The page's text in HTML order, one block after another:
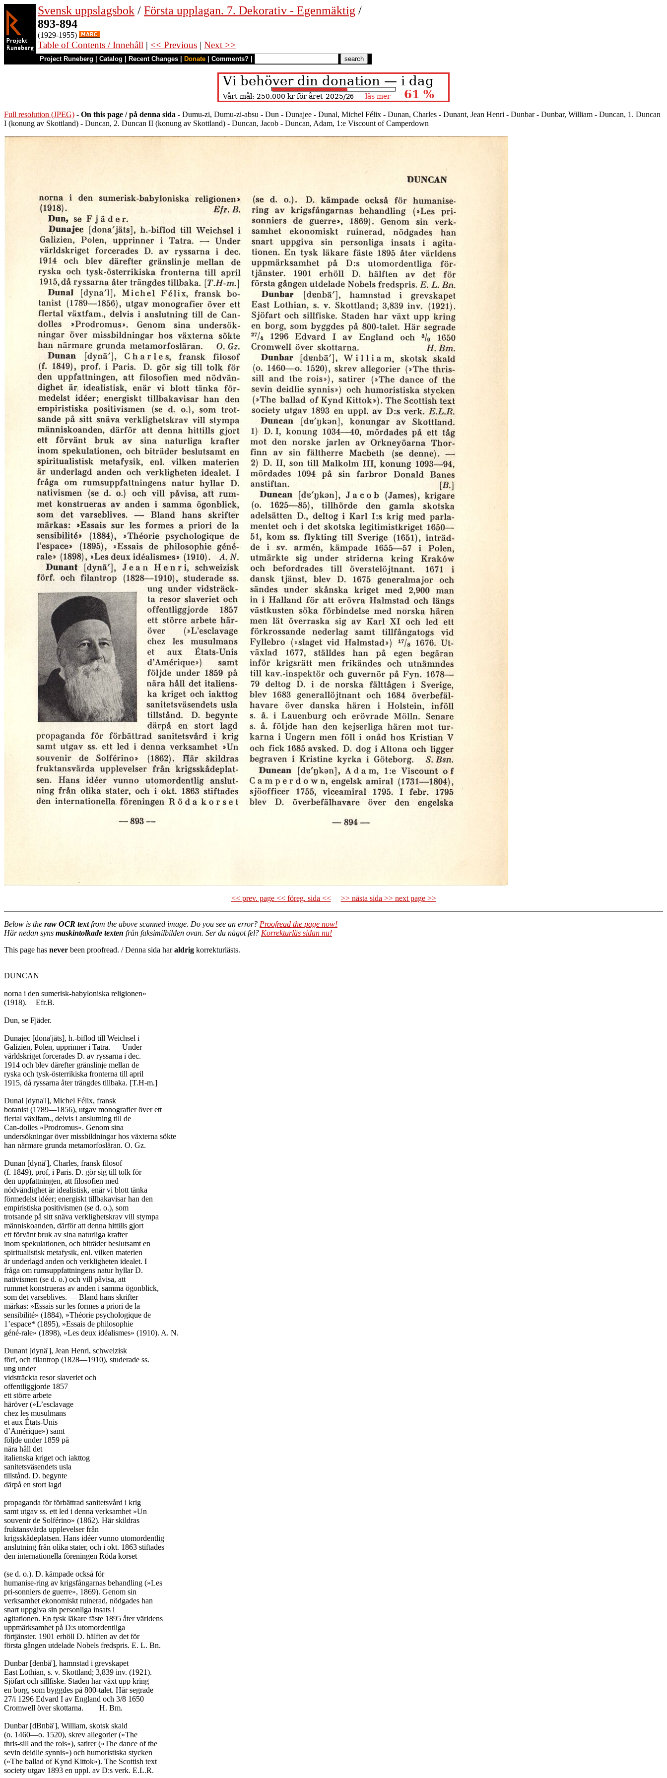
Svensk uppslagsbok / Första upplagan. 7. Dekorativ - Egenmäktig /
893-894
(1929-1955)
Table of Contents / Innehåll | << Previous | Next >>
Project Runeberg Catalog Recent Changes Donate Comments?
Full resolution (JPEG) - On this page / på denna sida - Dumu-zi, Dumu-zi-absu - Dun - Dunajee - Dunal, Michel Félix - Dunan, Charles - Dunant, Jean Henri - Dunbar - Dunbar, William - Duncan, 1. Duncan
I (konung av Skottland) - Duncan, 2. Duncan II (konung av Skottland) - Duncan, Jacob - Duncan, Adam, 1:e Viscount of Camperdown
<< prev. page << föreg. sida << >> nästa sida >> next page >>
Below is the raw OCR textfrom the above scanned image. Do you see an error? Proofread the page now!
Här nedan syns maskintolkade texten från faksimilbilden ovan. Ser du något fel? Korrekturläs sidan nu!
This page has never been proofread. / Denna sida haraldrig korrekturlästs.
DUNCAN
norna i den sumerisk-babyloniska religionen»
(1918).	Efr.B.
Dun, se Fjäder.
Dunajec [dona'jäts], h.-biflod till Weichsel i
Galizien, Polen, upprinner i Tatra. — Under
världskriget forcerades D. av ryssarna i dec.
1914 och blev därefter gränslinje mellan de
ryska och tysk-österrikiska fronterna till april
1915, då ryssarna åter trängdes tillbaka. [T.H-m.]
Dunal [dyna'l], Michel Félix, fransk
botanist (1789—1856), utgav monografier över ett
flertal växlfam., delvis i anslutning till de
Can-dolles »Prodromus». Genom sina
undersökningar över missbildningar hos växterna sökte
han närmare grunda metamorfosläran. O. Gz.
Dunan [dynä'], Charles, fransk filosof
(f. 1849), prof, i Paris. D. gör sig till tolk för
den uppfattningen, att filosofien med
nödvändighet är idealistisk, enär vi blott tänka
förmedelst idéer; energiskt tillbakavisar han den
empiristiska positivismen (se d. o.), som
trotsande på sitt snäva verklighetskrav vill stympa
människoanden, därför att denna hittills gjort
ett förvänt bruk av sina naturliga krafter
inom spekulationen, och biträder beslutsamt en
spiritualistisk metafysik, enl. vilken materien
är underlagd anden och verkligheten idealet. I
fråga om rumsuppfattningens natur hyllar D.
nativismen (se d. o.) och vill påvisa, att
rummet konstrueras av anden i samma ögonblick,
som det varseblives. — Bland hans skrifter
märkas: »Essais sur les formes a priori de la
sensibilité» (1884), »Théorie psychologique de
1’espace* (1895), »Essais de philosophie
géné-rale» (1898), »Les deux idéalismes» (1910). A. N.
Dunant [dynä'], Jean Henri, schweizisk
förf, och filantrop (1828—1910), studerade ss.
ung under
vidsträckta resor slaveriet och
offentliggjorde 1857
ett större arbete
häröver (»L’esclavage
chez les musulmans
et aux États-Unis
d’Amérique») samt
följde under 1859 på
nära håll det
italienska kriget och iakttog
sanitetsväsendets usla
tillstånd. D. begynte
därpå en stort lagd
propaganda för förbättrad sanitetsvård i krig
samt utgav ss. ett led i denna verksamhet »Un
souvenir de Solférino» (1862). Här skildras
fruktansvärda upplevelser från
krigsskådeplatsen. Hans idéer vunno utomordentlig
anslutning från olika stater, och i okt. 1863 stiftades
den internationella föreningen Röda korset
(se d. o.). D. kämpade också för
humanise-ring av krigsfångarnas behandling (»Les
pri-sonniers de guerre», 1869). Genom sin
verksamhet ekonomiskt ruinerad, nödgades han
snart uppgiva sin personliga insats i
agitationen. En tysk läkare fäste 1895 åter världens
uppmärksamhet på D:s utomordentliga
förtjänster. 1901 erhöll D. hälften av det för
första gången utdelade Nobels fredspris. E. L. Bn.
Dunbar [denbä'], hamnstad i grevskapet
East Lothian, s. v. Skottland; 3,839 inv. (1921).
Sjöfart och sillfiske. Staden har växt upp kring
en borg, som byggdes på 800-talet. Här segrade
27/i 1296 Edvard I av England och 3/8 1650
Cromwell över skottarna.	H. Bm.
Dunbar [dBnbä'], William, skotsk skald
(o. 1460—o. 1520), skrev allegorier (»The
thris-sill and the rois»), satirer (»The dance of the
sevin deidlie synnis») och humoristiska stycken
(»The ballad of Kynd Kittok»). The Scottish text
society utgav 1893 en uppl. av D:s verk. E.L.R.